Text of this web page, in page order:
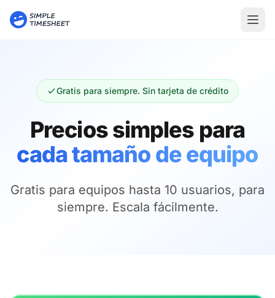
Skip to main content
Gratis para siempre. Sin tarjeta de crédito
Precios simples para
cada tamaño de equipo
Gratis para equipos hasta 10 usuarios, para
siempre. Escala fácilmente.